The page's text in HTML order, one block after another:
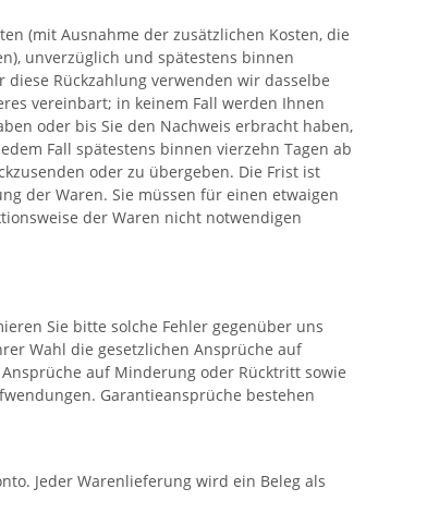
(mit Ausnahme der zusätzlichen Kosten, die
unverzüglich und spätestens binnen
Rückzahlung verwenden wir dasselbe
vereinbart; in keinem Fall werden Ihnen
oder bis Sie den Nachweis erbracht haben,
Fall spätestens binnen vierzehn Tagen ab
oder zu übergeben. Die Frist ist
der Waren. Sie müssen für einen etwaigen
der Waren nicht notwendigen
Sie bitte solche Fehler gegenüber uns
Wahl die gesetzlichen Ansprüche auf
auf Minderung oder Rücktritt sowie
Garantieansprüche bestehen
Jeder Warenlieferung wird ein Beleg als